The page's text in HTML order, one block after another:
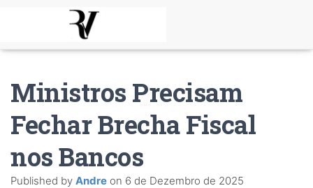
Ministros Precisam
Fechar Brecha Fiscal
nos Bancos
Published by Andre on 6 de Dezembro de 2025